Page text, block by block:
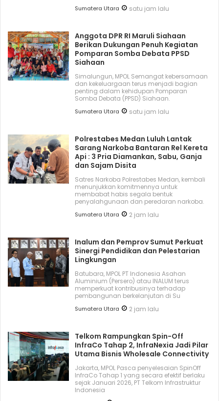
Sumatera Utara satu jam lalu
Anggota DPR RI Maruli Siahaan
Berikan Dukungan Penuh Kegiatan
Pomparan Somba Debata PPSD
Siahaan
Simalungun, MPOL Semangat kebersamaan
dan kekeluargaan terus menjadi bagian
penting dalam kehidupan Pomparan
Somba Debata (PPSD) Siahaan.
Sumatera Utara satu jam lalu
Polrestabes Medan Luluh Lantak
Sarang Narkoba Bantaran Rel Kereta
Api : 3 Pria Diamankan, Sabu, Ganja
dan Sajam Disita
Satres Narkoba Polrestabes Medan, kembali
menunjukkan komitmennya untuk
membabat habis segala bentuk
penyalahgunaan dan peredaran narkoba.
Sumatera Utara 2 jam lalu
Inalum dan Pemprov Sumut Perkuat
Sinergi Pendidikan dan Pelestarian
Lingkungan
Batubara, MPOL PT Indonesia Asahan
Aluminium (Persero) atau INALUM terus
memperkuat kontribusinya terhadap
pembangunan berkelanjutan di Su
Sumatera Utara 2 jam lalu
Telkom Rampungkan Spin-Off
InfraCo Tahap 2, InfraNexia Jadi Pilar
Utama Bisnis Wholesale Connectivity
Jakarta, MPOL Pasca penyelesaian SpinOff
InfraCo Tahap 1 yang secara efektif berlaku
sejak Januari 2026, PT Telkom Infrastruktur
Indonesia